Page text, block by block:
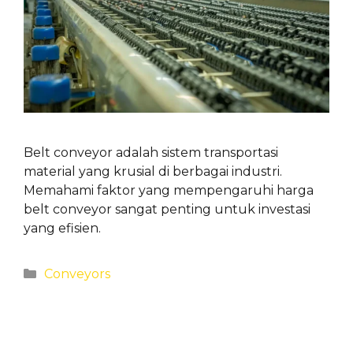
Belt conveyor adalah sistem transportasi
material yang krusial di berbagai industri.
Memahami faktor yang mempengaruhi harga
belt conveyor sangat penting untuk investasi
yang efisien.
Categories
Conveyors